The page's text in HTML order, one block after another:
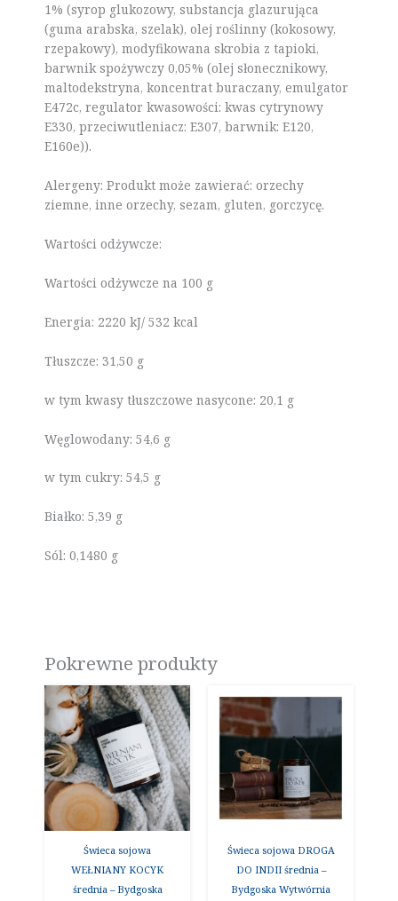
1% (syrop glukozowy, substancja glazurująca
(guma arabska, szelak), olej roślinny (kokosowy,
rzepakowy), modyfikowana skrobia z tapioki,
barwnik spożywczy 0,05% (olej słonecznikowy,
maltodekstryna, koncentrat buraczany, emulgator
E472c, regulator kwasowości: kwas cytrynowy
E330, przeciwutleniacz: E307, barwnik: E120,
E160e)).
Alergeny: Produkt może zawierać: orzechy
ziemne, inne orzechy, sezam, gluten, gorczycę.
Wartości odżywcze:
Wartości odżywcze na 100 g
Energia: 2220 kJ/ 532 kcal
Tłuszcze: 31,50 g
w tym kwasy tłuszczowe nasycone: 20,1 g
Węglowodany: 54,6 g
w tym cukry: 54,5 g
Białko: 5,39 g
Sól: 0,1480 g
Pokrewne produkty
Świeca sojowa
WEŁNIANY KOCYK
średnia – Bydgoska
Świeca sojowa DROGA
DO INDII średnia –
Bydgoska Wytwórnia